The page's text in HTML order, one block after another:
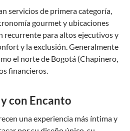
servicios de primera categoría,
gourmet y ubicaciones
recurrente para altos ejecutivos y
y la exclusión. Generalmente
el norte de Bogotá (Chapinero,
financieros.
con Encanto
una experiencia más íntima y